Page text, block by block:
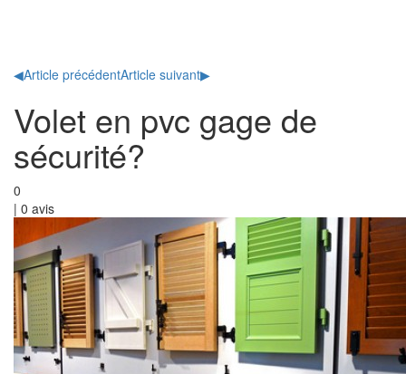
◀Article précédentArticle suivant▶
Volet en pvc gage de
sécurité?
0
| 0 avis